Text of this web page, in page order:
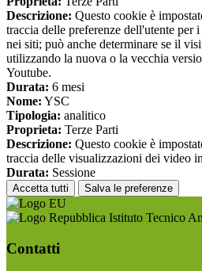
Descrizione: Questo cookie è
traccia delle preferenze dell'utente per
nei siti; può anche determinare se il
utilizzando la nuova o la vecchia
Youtube.
Durata: 6 mesi
Nome: YSC
Tipologia: analitico
Proprieta: Terze Parti
Descrizione: Questo cookie è
traccia delle visualizzazioni dei video
Durata: Sessione
Accetta tutti Salva le preferenze
Istituto Tecnico
Contatti